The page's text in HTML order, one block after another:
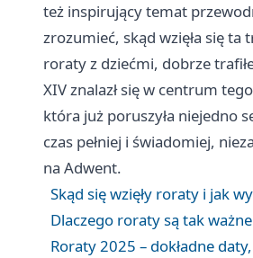
też inspirujący temat
zrozumieć, skąd wzięła się ta
roraty z dziećmi, dobrze
XIV znalazł się w centrum
która już poruszyła niejedno
czas pełniej i świadomiej,
na Adwent.
Skąd się wzięły roraty i jak
Dlaczego roraty są tak
Roraty 2025 – dokładne